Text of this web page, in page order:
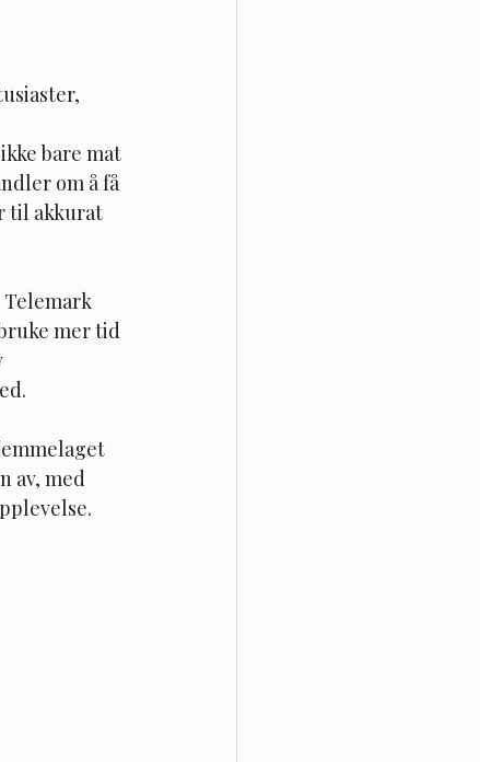
bare mat
om å få
til akkurat
Telemark
mer tid
av, med